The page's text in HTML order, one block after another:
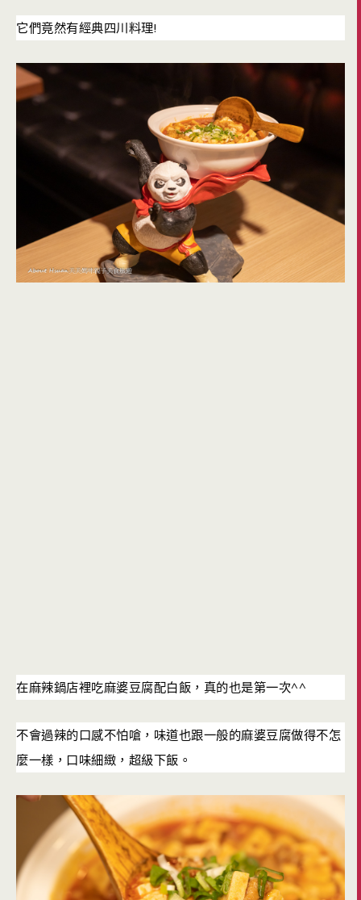
它們竟然有經典四川料理!
在麻辣鍋店裡吃麻婆豆腐配白飯，真的也是第一次^^
不會過辣的口感不怕嗆，味道也跟一般的麻婆豆腐做得不怎
麼一樣，口味細緻，超級下飯。